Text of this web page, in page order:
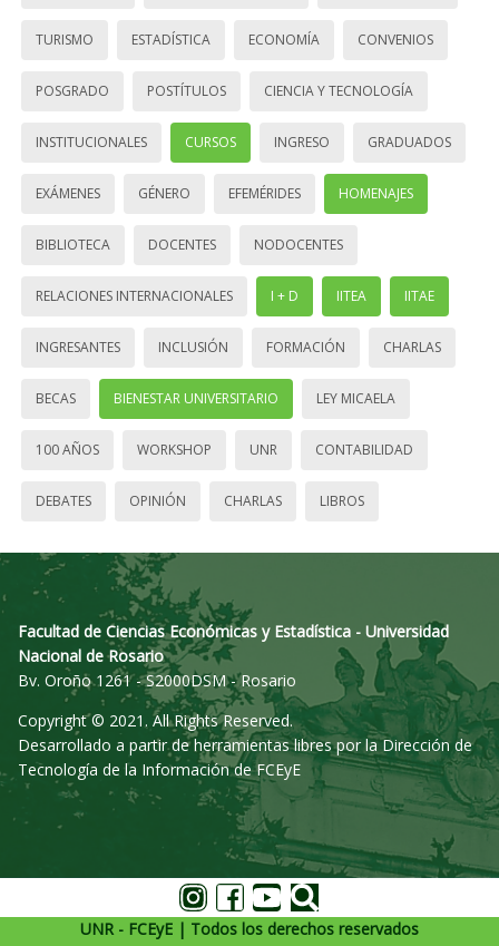
TURISMO ESTADÍSTICA ECONOMÍA CONVENIOS
POSGRADO POSTÍTULOS CIENCIA Y TECNOLOGÍA
INSTITUCIONALES CURSOS INGRESO GRADUADOS
EXÁMENES GÉNERO EFEMÉRIDES HOMENAJES
BIBLIOTECA DOCENTES NODOCENTES
RELACIONES INTERNACIONALES I + D IITEA IITAE
INGRESANTES INCLUSIÓN FORMACIÓN CHARLAS
BECAS BIENESTAR UNIVERSITARIO LEY MICAELA
100 AÑOS WORKSHOP UNR CONTABILIDAD
DEBATES OPINIÓN CHARLAS LIBROS
Facultad de Ciencias Económicas y Estadística - Universidad
Nacional de Rosario
Bv. Oroño 1261 - S2000DSM - Rosario
Copyright © 2021. All Rights Reserved.
Desarrollado a partir de herramientas libres por la Dirección de
Tecnología de la Información de FCEyE
UNR - FCEyE | Todos los derechos reservados